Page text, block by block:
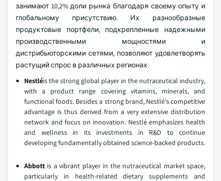
занимают 10,2% доли рынка благодаря своему опыту и
глобальному присутствию. Их разнообразные
продуктовые портфели, подкрепленные надежными
производственными мощностями и
дистрибьюторскими сетями, позволяют удовлетворять
растущий спрос в различных регионах.
Nestléis the strong global player in the nutraceutical industry,
with a product range covering vitamins, minerals, and
functional foods. Besides a strong brand, Nestlé's competitive
advantage is thus derived from a very extensive distribution
network and focus on innovation. Nestlé emphasizes health
and wellness in its investments in R&D to continue
developing fundamentally obtained science-backed products.
Abbott is a vibrant player in the nutraceutical market space,
particularly in health-related dietary supplements and